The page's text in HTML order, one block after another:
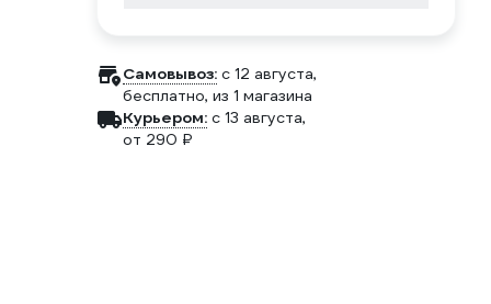
Самовывоз: c 12 августа,
бесплатно, из 1 магазина
Курьером: c 13 августа,
от 290 ₽